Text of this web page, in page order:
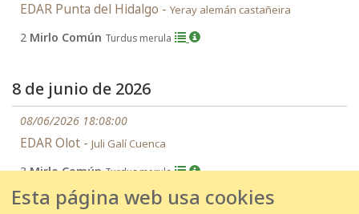
EDAR Punta del Hidalgo - Yeray alemán castañeira
2 Mirlo Común Turdus merula
8 de junio de 2026
08/06/2026 18:08:00
EDAR Olot - Juli Galí Cuenca
3Mirlo Común Turdus merula
Esta página web usa cookies